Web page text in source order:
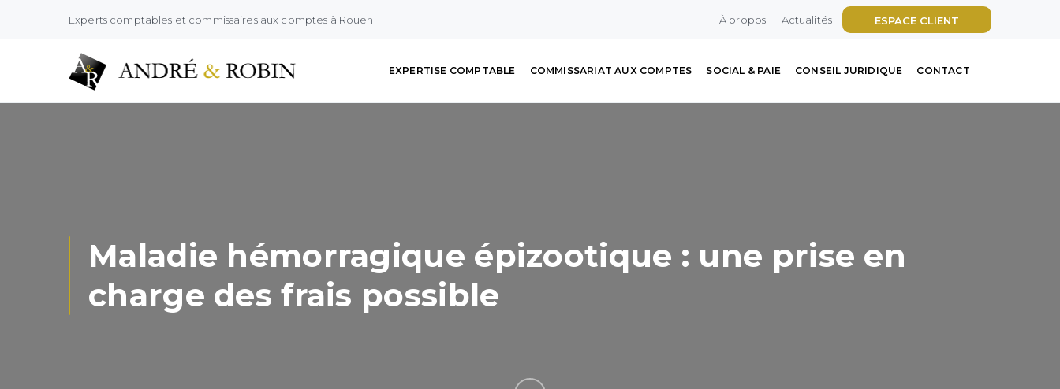
Experts comptables et commissaires aux comptes à Rouen ESPACE CLIENT
À propos Actualités
EXPERTISE COMPTABLE COMMISSARIAT AUX COMPTES SOCIAL & PAIE CONSEIL JURIDIQUE CONTACT
Maladie hémorragique épizootique : une prise en
charge des frais possible